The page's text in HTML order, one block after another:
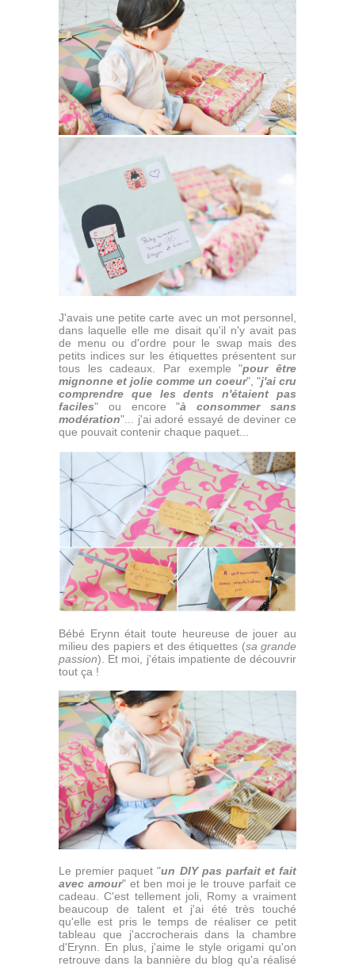
J'avais une petite carte avec un mot personnel,
dans laquelle elle me disait qu'il n'y avait pas
de menu ou d'ordre pour le swap mais des
petits indices sur les étiquettes présentent sur
tous les cadeaux. Par exemple "pour être
mignonne et jolie comme un coeur", "j'ai cru
comprendre que les dents n'étaient pas
faciles" ou encore "à consommer sans
modération"... j'ai adoré essayé de deviner ce
que pouvait contenir chaque paquet...
Bébé Erynn était toute heureuse de jouer au
milieu des papiers et des étiquettes (sa grande
passion). Et moi, j'étais impatiente de découvrir
tout ça !
Le premier paquet "un DIY pas parfait et fait
avec amour" et ben moi je le trouve parfait ce
cadeau. C'est tellement joli, Romy a vraiment
beaucoup de talent et j'ai été très touché
qu'elle est pris le temps de réaliser ce petit
tableau que j'accrocherais dans la chambre
d'Erynn. En plus, j'aime le style origami qu'on
retrouve dans la bannière du blog qu'a réalisé